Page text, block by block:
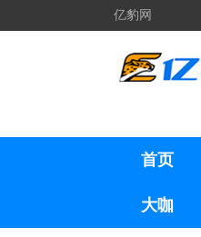
亿豹网
首页
大咖